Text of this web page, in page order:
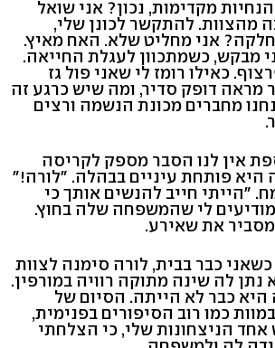
מקדימות, נכון? אני שואל
מהצוות. להתקשר לכונן שלי,
אני מחליט שלא. האח מאיץ.
מבקש, כשמתכוון לעגלת החייאה.
כאילו רומז לי שאני פול גז
מראה דופק סדיר, ומה שיש כרגע זה
מחברים מכונת הנשמה ורצים
אין לנו הסבר מספק לקריסה
פותחת עיניים בבהלה. "לורה!"
"הייתי חייב להנשים אותך כי
לי שהמשפחה שלה בחוץ.
מסביר את שאירע.
כבר בבית, לורה סימנה לצוות
לה שינה מתוקה רוויה במורפין.
היא כבר לא הייתה. הסיום של
כמו רוב הסיפורים בפנימית,
אחד הניצחונות שלי, כי הצלחתי